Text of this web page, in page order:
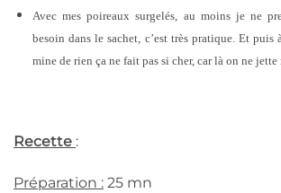
Avec mes poireaux surgelés, au moins je ne
besoin dans le sachet, c’est très pratique. Et puis
mine de rien ça ne fait pas si cher, car là on ne jette
Recette :
Préparation : 25 mn